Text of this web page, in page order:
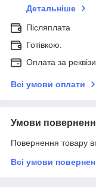
Детальніше
Післяплата
Готівкою.
Оплата за
Всі умови оплати
Умови
Повернення товару
Всі умови